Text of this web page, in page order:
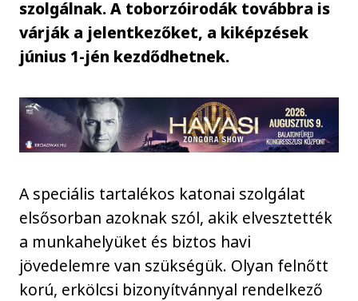
szolgálnak. A toborzóirodák továbbra is
várják a jelentkezőket, a kiképzések
június 1-jén kezdődhetnek.
A speciális tartalékos katonai szolgálat
elsősorban azoknak szól, akik elvesztették
a munkahelyüket és biztos havi
jövedelemre van szükségük. Olyan felnőtt
korú, erkölcsi bizonyítvánnyal rendelkező